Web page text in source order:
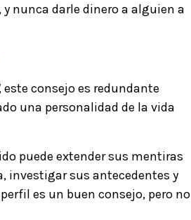
nunca darle dinero a alguien a
este consejo es redundante
una personalidad de la vida
puede extender sus mentiras
investigar sus antecedentes y
es un buen consejo, pero no